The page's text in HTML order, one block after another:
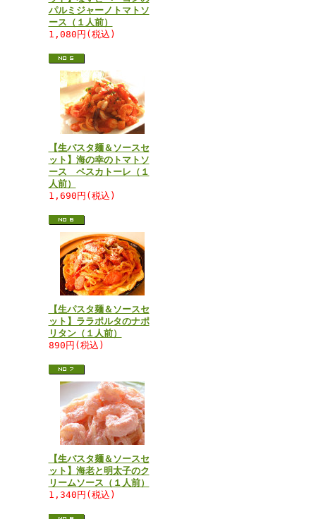
パルミジャーノトマトソ
ース（１人前）
1,080円(税込)
【生パスタ麺＆ソースセ
ット】海の幸のトマトソ
ース ペスカトーレ（１
人前）
1,690円(税込)
【生パスタ麺＆ソースセ
ット】ララポルタのナポ
リタン（１人前）
890円(税込)
【生パスタ麺＆ソースセ
ット】海老と明太子のク
リームソース（１人前）
1,340円(税込)